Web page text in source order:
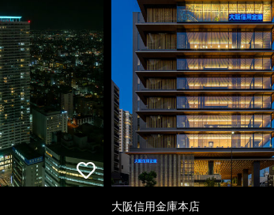
大阪信用金庫本店